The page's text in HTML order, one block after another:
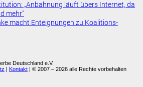
„Anbahnung läuft übers Internet, da
mehr"
macht Enteignungen zu Koalitions-
Deutschland e.V.
| Kontakt | © 2007 – 2026 alle Rechte vorbehalten